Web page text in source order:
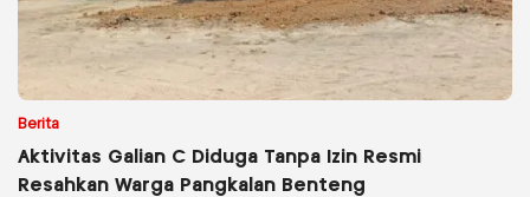
Berita
Aktivitas Galian C Diduga Tanpa Izin Resmi
Resahkan Warga Pangkalan Benteng